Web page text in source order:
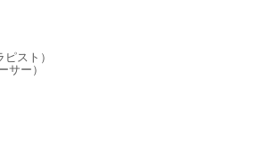
ト）
サー）
放送中